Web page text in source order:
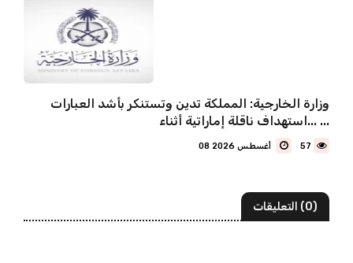
وزارة الخارجية: المملكة تدين وتستنكر بأشد العبارات
استهداف ناقلة إماراتية أثناء... ...
57
(0) التعليقات